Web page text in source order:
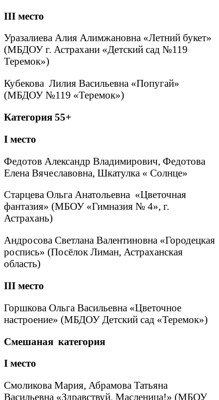
III место
Уразалиева Алия Алимжановна «Летний букет»
(МБДОУ г. Астрахани «Детский сад №119
Теремок»)
Кубекова Лилия Васильевна «Попугай»
(МБДОУ №119 «Теремок»)
Категория 55+
I место
Федотов Александр Владимирович, Федотова
Елена Вячеславовна, Шкатулка « Солнце»
Старцева Ольга Анатольевна «Цветочная
фантазия» (МБОУ «Гимназия № 4», г.
Астрахань)
Андросова Светлана Валентиновна «Городецкая
роспись» (Посёлок Лиман, Астраханская
область)
III место
Горшкова Ольга Васильевна «Цветочное
настроение» (МБДОУ Детский сад «Теремок»)
Смешаная категория
I место
Смоликова Мария, Абрамова Татьяна
Васильевна «Здравствуй, Масленица!» (МБОУ